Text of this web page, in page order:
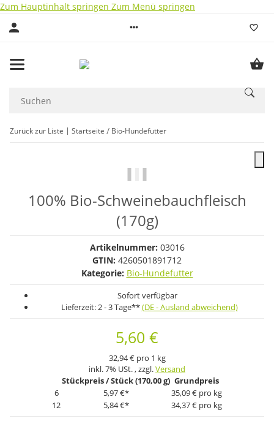
Zum Hauptinhalt springen Zum Menü springen
Zurück zur Liste Startseite Bio-Hundefutter
100% Bio-Schweinebauchfleisch
(170g)
Artikelnummer: 03016
GTIN: 4260501891712
Kategorie: Bio-Hundefutter
Sofort verfügbar
Lieferzeit:2 - 3 Tage**(DE - Ausland abweichend)
5,60 €
32,94 € pro 1 kg
inkl. 7% USt. , zzgl.Versand
Stückpreis / Stück (170,00 g) Grundpreis
6
5,97 €*
35,09 € pro kg
12
5,84 €* 34,37 € pro kg